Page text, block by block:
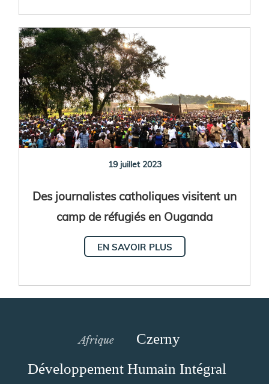
19 juillet 2023
Des journalistes catholiques visitent un
camp de réfugiés en Ouganda
EN SAVOIR PLUS
Afrique
Czerny
Développement Humain Intégral